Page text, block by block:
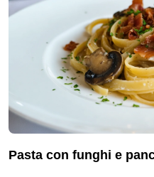
pasta con funghi e